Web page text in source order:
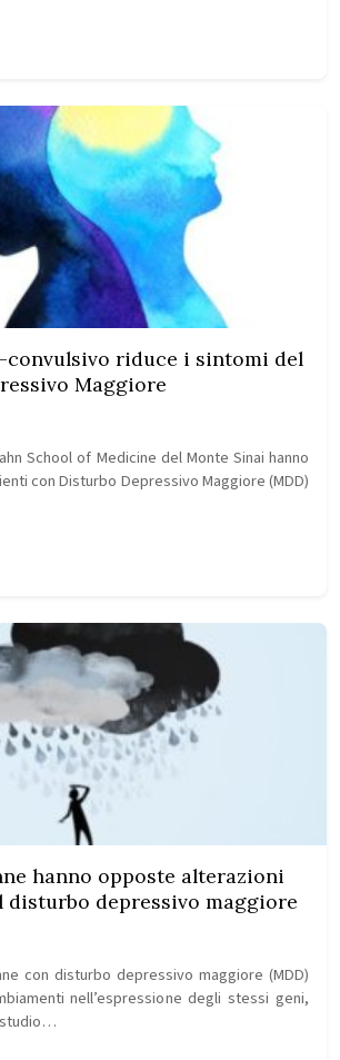
convulsivo riduce i sintomi del
Maggiore
School of Medicine del Monte Sinai hanno
con Disturbo Depressivo Maggiore (MDD)
hanno opposte alterazioni
disturbo depressivo maggiore
con disturbo depressivo maggiore (MDD)
nell’espressione degli stessi geni,
studio…